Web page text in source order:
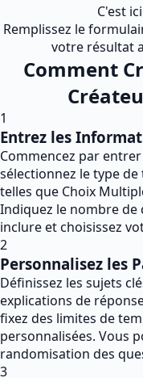
C'est
Remplissez le
votre résultat
Comment
1
Entrez les
Commencez par
sélectionnez le type
telles que Choix
Indiquez le nombre de
inclure et choisissez
2
Personnalisez les
Définissez les sujets
explications de
fixez des limites de
personnalisées. Vous
randomisation des
3